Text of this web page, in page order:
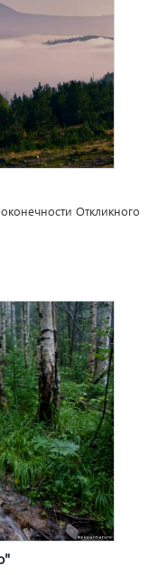
Откликного